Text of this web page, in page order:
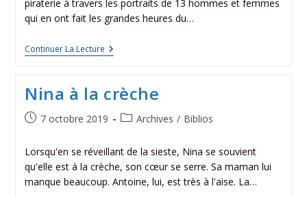
piraterie à travers les portraits de 13 hommes et femmes
qui en ont fait les grandes heures du…
Continuer La Lecture
Nina à la crèche
7 octobre 2019 Archives / Biblios
Lorsqu'en se réveillant de la sieste, Nina se souvient
qu'elle est à la crèche, son cœur se serre. Sa maman lui
manque beaucoup. Antoine, lui, est très à l'aise. La…